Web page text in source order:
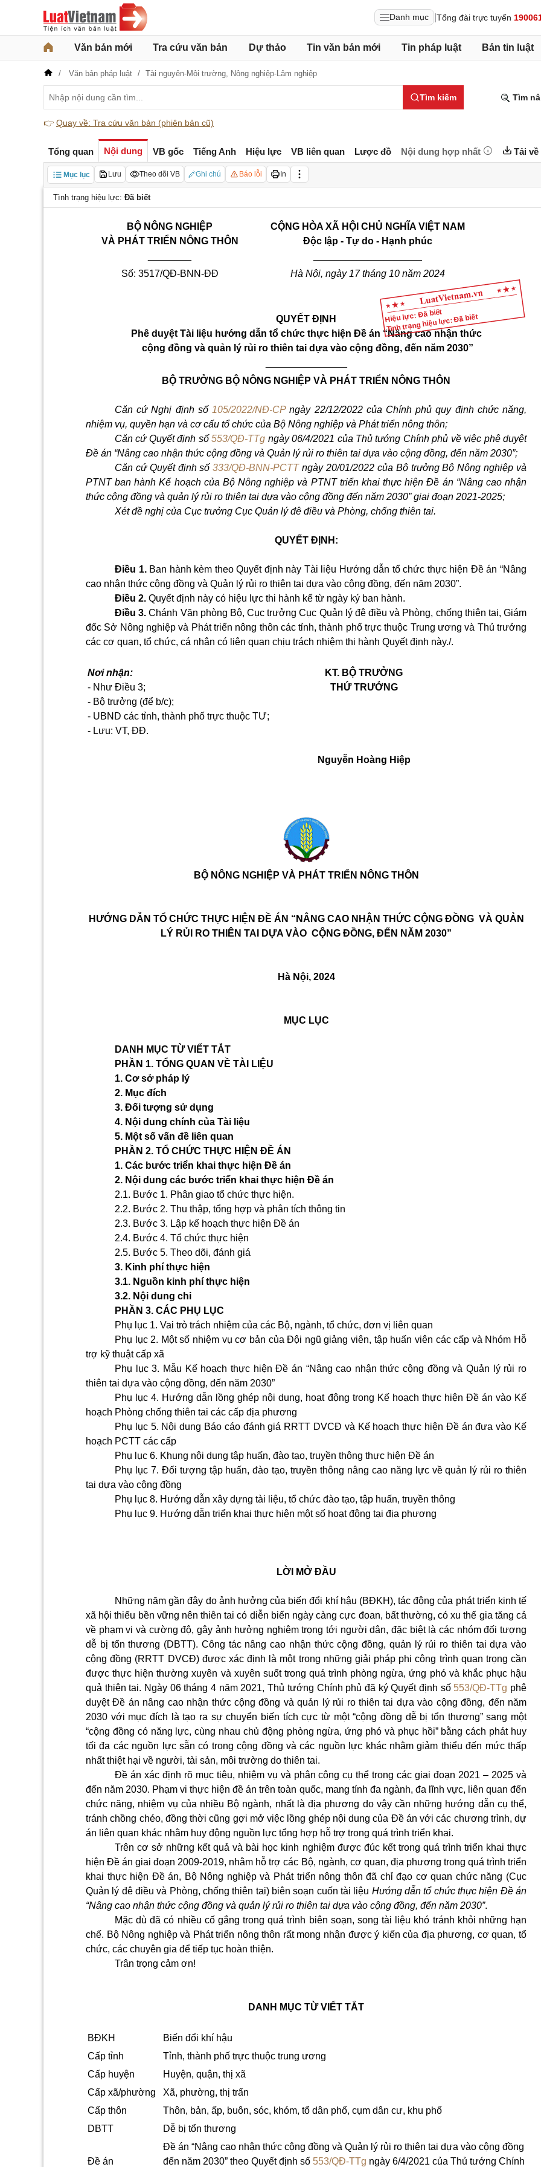
Danh mục Tổng đài trực tuyến
Văn bản mới Tra cứu văn bản Dự thảo Tin văn bản mới Tin pháp luật Bản tin luật
Văn bản pháp luật Tài nguyên-Môi trường, Nông nghiệp-Lâm nghiệp
Tìm kiếm Tìm
👉 Quay về: Tra cứu văn bản (phiên bản cũ)
Tổng quan Nội dung VB gốc Tiếng Anh Hiệu lực VB liên quan Lược đồ Nội dung hợp nhất Tải về
Mục lục Lưu Theo dõi VB Ghi chú Báo lỗi In
Tình trạng hiệu lực: Đã biết
Hiệu lực: Đã biết
Tình trạng hiệu lực: Đã biết
BỘ NÔNG NGHIỆP
VÀ PHÁT TRIỂN NÔNG THÔN
Số: 3517/QĐ-BNN-ĐĐ
CỘNG HÒA XÃ HỘI CHỦ NGHĨA VIỆT NAM
Độc lập - Tự do - Hạnh phúc
Hà Nội, ngày 17 tháng 10 năm 2024
QUYẾT ĐỊNH
Phê duyệt Tài liệu hướng dẫn tổ chức thực hiện Đề án “Nâng cao nhận thức
cộng đồng và quản lý rủi ro thiên tai dựa vào cộng đồng, đến năm 2030”
BỘ TRƯỞNG BỘ NÔNG NGHIỆP VÀ PHÁT TRIỂN NÔNG THÔN
Căn cứ Nghị định số 105/2022/NĐ-CPngày 22/12/2022 của Chính phủ quy định chức năng,
nhiệm vụ, quyền hạn và cơ cấu tổ chức của Bộ Nông nghiệp và Phát triển nông thôn;
Căn cứ Quyết định số553/QĐ-TTg ngày 06/4/2021 của Thủ tướng Chính phủ về việc phê duyệt
Đề án “Nâng cao nhận thức cộng đồng và Quản lý rủi ro thiên tai dựa vào cộng đồng, đến năm 2030”;
Căn cứ Quyết định số333/QĐ-BNN-PCTTngày 20/01/2022 của Bộ trưởng Bộ Nông nghiệp và
PTNT ban hành Kế hoạch của Bộ Nông nghiệp và PTNT triển khai thực hiện Đề án “Nâng cao nhận
thức cộng đồng và quản lý rủi ro thiên tai dựa vào cộng đồng đến năm 2030” giai đoạn 2021-2025;
Xét đề nghị của Cục trưởng Cục Quản lý đê điều và Phòng, chống thiên tai.
QUYẾT ĐỊNH:
Điều 1. Ban hành kèm theo Quyết định này Tài liệu Hướng dẫn tổ chức thực hiện Đề án “Nâng
cao nhận thức cộng đồng và Quản lý rủi ro thiên tai dựa vào cộng đồng, đến năm 2030”.
Điều 2. Quyết định này có hiệu lực thi hành kể từ ngày ký ban hành.
Điều 3. Chánh Văn phòng Bộ, Cục trưởng Cục Quản lý đê điều và Phòng, chống thiên tai, Giám
đốc Sở Nông nghiệp và Phát triển nông thôn các tỉnh, thành phố trực thuộc Trung ương và Thủ trưởng
các cơ quan, tổ chức, cá nhân có liên quan chịu trách nhiệm thi hành Quyết định này./.
Nơi nhận:
- Như Điều 3;
- Bộ trưởng (để b/c);
- UBND các tỉnh, thành phố trực thuộc TƯ;
- Lưu: VT, ĐĐ.
KT. BỘ TRƯỞNG
THỨ TRƯỞNG
Nguyễn Hoàng Hiệp
BỘ NÔNG NGHIỆP VÀ PHÁT TRIỂN NÔNG THÔN
HƯỚNG DẪN TỔ CHỨC THỰC HIỆN ĐỀ ÁN “NÂNG CAO NHẬN THỨC CỘNG ĐỒNG VÀ QUẢN
LÝ RỦI RO THIÊN TAI DỰA VÀO CỘNG ĐỒNG, ĐẾN NĂM 2030”
Hà Nội, 2024
MỤC LỤC
DANH MỤC TỪ VIẾT TẮT
PHẦN 1. TỔNG QUAN VỀ TÀI LIỆU
1. Cơ sở pháp lý
2. Mục đích
3. Đối tượng sử dụng
4. Nội dung chính của Tài liệu
5. Một số vấn đề liên quan
PHẦN 2. TỔ CHỨC THỰC HIỆN ĐỀ ÁN
1. Các bước triển khai thực hiện Đề án
2. Nội dung các bước triển khai thực hiện Đề án
2.1. Bước 1. Phân giao tổ chức thực hiện.
2.2. Bước 2. Thu thập, tổng hợp và phân tích thông tin
2.3. Bước 3. Lập kế hoạch thực hiện Đề án
2.4. Bước 4. Tổ chức thực hiện
2.5. Bước 5. Theo dõi, đánh giá
3. Kinh phí thực hiện
3.1. Nguồn kinh phí thực hiện
3.2. Nội dung chi
PHẦN 3. CÁC PHỤ LỤC
Phụ lục 1. Vai trò trách nhiệm của các Bộ, ngành, tổ chức, đơn vị liên quan
Phụ lục 2. Một số nhiệm vụ cơ bản của Đội ngũ giảng viên, tập huấn viên các cấp và Nhóm Hỗ
trợ kỹ thuật cấp xã
Phụ lục 3. Mẫu Kế hoạch thực hiện Đề án “Nâng cao nhận thức cộng đồng và Quản lý rủi ro
thiên tai dựa vào cộng đồng, đến năm 2030”
Phụ lục 4. Hướng dẫn lồng ghép nội dung, hoạt động trong Kế hoạch thực hiện Đề án vào Kế
hoạch Phòng chống thiên tai các cấp địa phương
Phụ lục 5. Nội dung Báo cáo đánh giá RRTT DVCĐ và Kế hoạch thực hiện Đề án đưa vào Kế
hoạch PCTT các cấp
Phụ lục 6. Khung nội dung tập huấn, đào tạo, truyền thông thực hiện Đề án
Phụ lục 7. Đối tượng tập huấn, đào tạo, truyền thông nâng cao năng lực về quản lý rủi ro thiên
tai dựa vào cộng đồng
Phụ lục 8. Hướng dẫn xây dựng tài liệu, tổ chức đào tạo, tập huấn, truyền thông
Phụ lục 9. Hướng dẫn triển khai thực hiện một số hoạt động tại địa phương
LỜI MỞ ĐẦU
Những năm gần đây do ảnh hưởng của biến đổi khí hậu (BĐKH), tác động của phát triển kinh tế
xã hội thiếu bền vững nên thiên tai có diễn biến ngày càng cực đoan, bất thường, có xu thế gia tăng cả
về phạm vi và cường độ, gây ảnh hưởng nghiêm trọng tới người dân, đặc biệt là các nhóm đối tượng
dễ bị tổn thương (DBTT). Công tác nâng cao nhận thức cộng đồng, quản lý rủi ro thiên tai dựa vào
cộng đồng (RRTT DVCĐ) được xác định là một trong những giải pháp phi công trình quan trọng cần
được thực hiện thường xuyên và xuyên suốt trong quá trình phòng ngừa, ứng phó và khắc phục hậu
quả thiên tai. Ngày 06 tháng 4 năm 2021, Thủ tướng Chính phủ đã ký Quyết định số 553/QĐ-TTg phê
duyệt Đề án nâng cao nhận thức cộng đồng và quản lý rủi ro thiên tai dựa vào cộng đồng, đến năm
2030 với mục đích là tạo ra sự chuyển biến tích cực từ một “cộng đồng dễ bị tổn thương” sang một
“cộng đồng có năng lực, cùng nhau chủ động phòng ngừa, ứng phó và phục hồi” bằng cách phát huy
tối đa các nguồn lực sẵn có trong cộng đồng và các nguồn lực khác nhằm giảm thiểu đến mức thấp
nhất thiệt hại về người, tài sản, môi trường do thiên tai.
Đề án xác định rõ mục tiêu, nhiệm vụ và phân công cụ thể trong các giai đoạn 2021 – 2025 và
đến năm 2030. Phạm vi thực hiện đề án trên toàn quốc, mang tính đa ngành, đa lĩnh vực, liên quan đến
chức năng, nhiệm vụ của nhiều Bộ ngành, nhất là địa phương do vậy cần những hướng dẫn cụ thể,
tránh chồng chéo, đồng thời cũng gợi mở việc lồng ghép nội dung của Đề án với các chương trình, dự
án liên quan khác nhằm huy động nguồn lực tổng hợp hỗ trợ trong quá trình triển khai.
Trên cơ sở những kết quả và bài học kinh nghiệm được đúc kết trong quá trình triển khai thực
hiện Đề án giai đoạn 2009-2019, nhằm hỗ trợ các Bộ, ngành, cơ quan, địa phương trong quá trình triển
khai thực hiện Đề án, Bộ Nông nghiệp và Phát triển nông thôn đã chỉ đạo cơ quan chức năng (Cục
Quản lý đê điều và Phòng, chống thiên tai) biên soạn cuốn tài liệu Hướng dẫn tổ chức thực hiện Đề án
“Nâng cao nhận thức cộng đồng và quản lý rủi ro thiên tai dựa vào cộng đồng, đến năm 2030”.
Mặc dù đã có nhiều cố gắng trong quá trình biên soạn, song tài liệu khó tránh khỏi những hạn
chế. Bộ Nông nghiệp và Phát triển nông thôn rất mong nhận được ý kiến của địa phương, cơ quan, tổ
chức, các chuyên gia để tiếp tục hoàn thiện.
Trân trọng cảm ơn!
DANH MỤC TỪ VIẾT TẮT
BĐKH
Biến đổi khí hậu
Cấp tỉnh
Tỉnh, thành phố trực thuộc trung ương
Cấp huyện
Huyện, quận, thị xã
Cấp xã/phường
Xã, phường, thị trấn
Cấp thôn
Thôn, bản, ấp, buôn, sóc, khóm, tổ dân phố, cụm dân cư, khu phố
DBTT
Dễ bị tổn thương
Đề án
Đề án “Nâng cao nhận thức cộng đồng và Quản lý rủi ro thiên tai dựa vào cộng đồng
đến năm 2030” theo Quyết định số 553/QĐ-TTg ngày 6/4/2021 của Thủ tướng Chính